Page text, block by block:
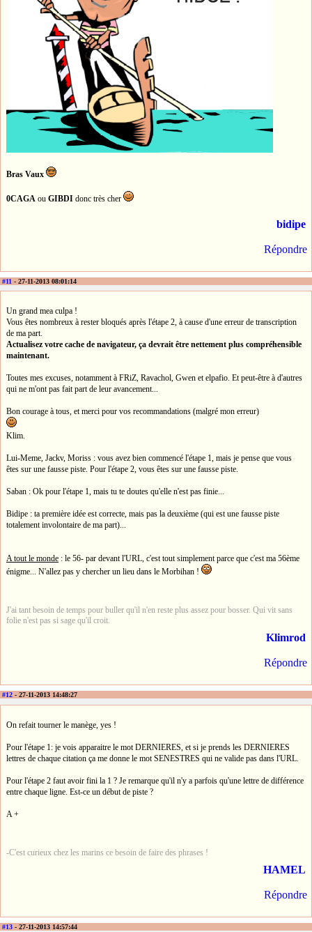
Bras Vaux
0CAGA ou GIBDI donc très cher
bidipe
Répondre
#11 - 27-11-2013 08:01:14
Un grand mea culpa !
Vous êtes nombreux à rester bloqués après l'étape 2, à cause d'une erreur de transcription
de ma part.
Actualisez votre cache de navigateur, ça devrait être nettement plus compréhensible
maintenant.
Toutes mes excuses, notamment à FRiZ, Ravachol, Gwen et elpafio. Et peut-être à d'autres
qui ne m'ont pas fait part de leur avancement...
Bon courage à tous, et merci pour vos recommandations (malgré mon erreur)
Klim.
Lui-Meme, Jackv, Moriss : vous avez bien commencé l'étape 1, mais je pense que vous
êtes sur une fausse piste. Pour l'étape 2, vous êtes sur une fausse piste.
Saban : Ok pour l'étape 1, mais tu te doutes qu'elle n'est pas finie...
Bidipe : ta première idée est correcte, mais pas la deuxième (qui est une fausse piste
totalement involontaire de ma part)...
A tout le monde : le 56- par devant l'URL, c'est tout simplement parce que c'est ma 56ème
énigme... N'allez pas y chercher un lieu dans le Morbihan !
J'ai tant besoin de temps pour buller qu'il n'en reste plus assez pour bosser. Qui vit sans
folie n'est pas si sage qu'il croit.
Klimrod
Répondre
#12 - 27-11-2013 14:48:27
On refait tourner le manège, yes !
Pour l'étape 1: je vois apparaitre le mot DERNIERES, et si je prends les DERNIERES
lettres de chaque citation ça me donne le mot SENESTRES qui ne valide pas dans l'URL.
Pour l'étape 2 faut avoir fini la 1 ? Je remarque qu'il n'y a parfois qu'une lettre de différence
entre chaque ligne. Est-ce un début de piste ?
A +
-C'est curieux chez les marins ce besoin de faire des phrases !
HAMEL
Répondre
#13 - 27-11-2013 14:57:44